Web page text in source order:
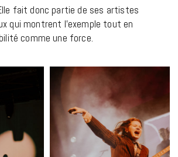
fait donc partie de ses artistes
qui montrent l’exemple tout en
comme une force.